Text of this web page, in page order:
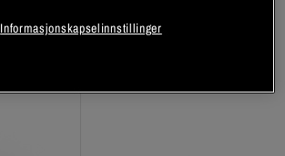
Informasjonskapselinnstillinger